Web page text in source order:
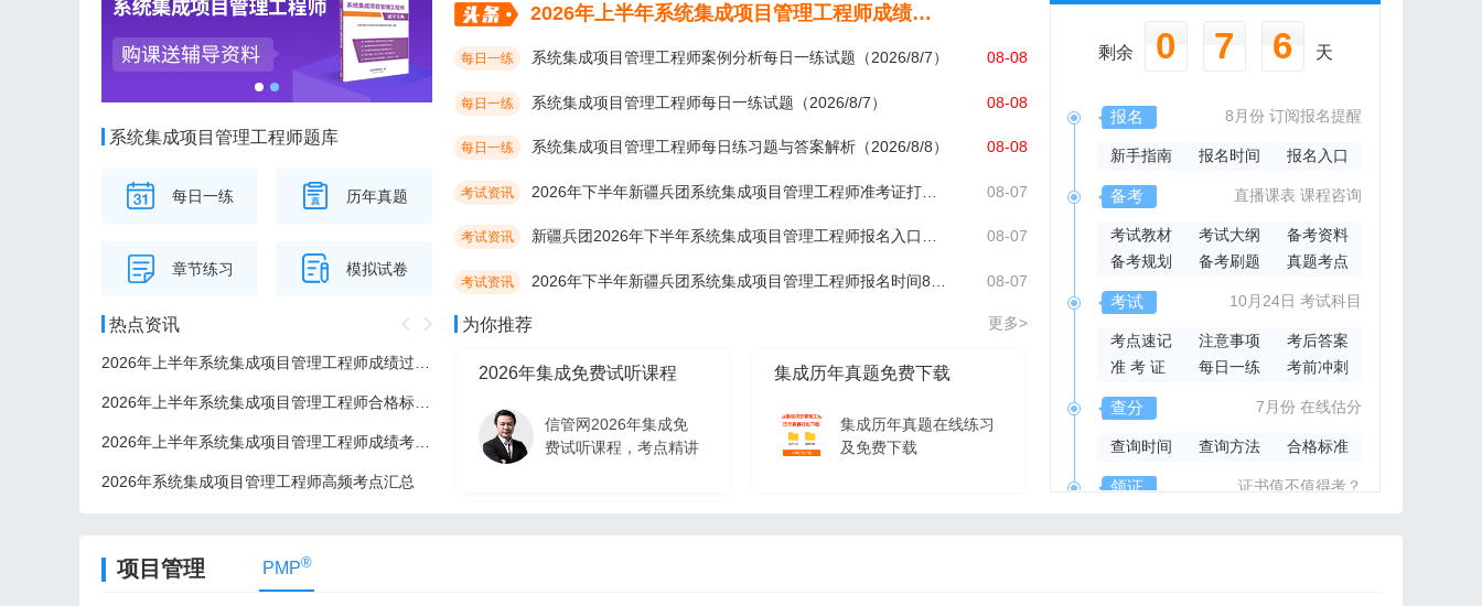
系统集成项目管理工程师题库
每日一练 历年真题
章节练习 模拟试卷
热点资讯
2026年系统集成项目管理工程师高频考点汇总
2026年上半年系统集成项目管理工程师成绩考后多久公布？
每日一练 系统集成项目管理工程师案例分析每日一练试题（2026/8/7） 08-08
每日一练 系统集成项目管理工程师每日一练试题（2026/8/7） 08-08
每日一练 系统集成项目管理工程师每日练习题与答案解析（2026/8/8） 08-08
考试资讯 08-07
考试资讯 08-07
考试资讯 08-07
为你推荐 更多>
2026年集成免费试听课程
信管网2026年集成免
费试听课程，考点精讲
集成历年真题免费下载
集成历年真题在线练习
及免费下载
2026年集成官方指导书
2026系统集成项目管
理工程师官方指导教材
剩余 0 7 6 天
报名 8月份 订阅报名提醒
新手指南 报名时间 报名入口
备考 直播课表 课程咨询
考试教材 考试大纲
备考资料
备考规划
备考刷题 真题考点
考试 10月24日 考试科目
考点速记 注意事项
考后答案
准 考 证
每日一练 考前冲刺
查分 7月份 在线估分
查询时间 查询方法 合格标准
领证 证书值不值得考？
项目管理 PMP®